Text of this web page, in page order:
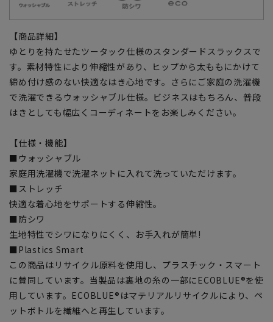
【商品詳細】
ゆとりを持たせたツータック仕様のスタンダードスラックスで
す。素材特性により伸縮性があり、ヒップから太ももにかけて
締め付け感のない快適なはき心地です。さらにご家庭の洗濯機
で洗濯できるウォッシャブル仕様。ビジネスはもちろん、普段
はきとしても幅広くコーディネートをお楽しみください。
【仕様・機能】
■ウォッシャブル
家庭用洗濯機で洗濯ネットに入れて洗っていただけます。
■ストレッチ
快適な着心地をサポートする伸縮性。
■防シワ
生地特性でシワになりにくく、お手入れが簡単!
■Plastics Smart
この商品はリサイクル原料を使用し、プラスチック・スマート
に賛同しています。当製品は裏地の糸の一部にECOBLUE®を使
用しています。ECOBLUE®はマテリアルリサイクルにより、ペ
ットボトルを繊維へと再生しています。